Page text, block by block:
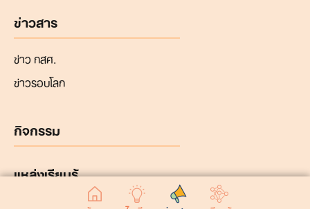
ข่าวสาร
ข่าว กสศ.
ข่าวรอบโลก
กิจกรรม
แหล่งเรียนรู้